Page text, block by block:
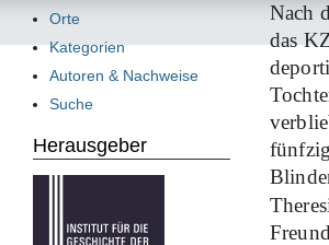
Nach
das
Orte
Kategorien
Autoren & Nachweise
Suche
Herausgeber